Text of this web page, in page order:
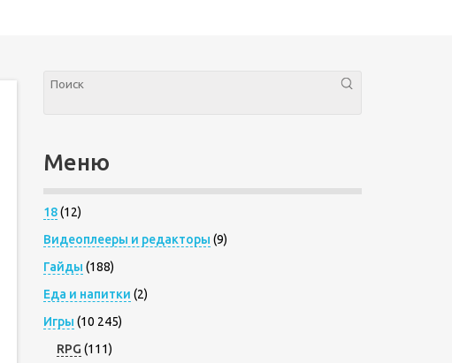
Меню
18(12)
Видеоплееры и редакторы (9)
Гайды (188)
Еда и напитки (2)
Игры (10 245)
RPG (111)